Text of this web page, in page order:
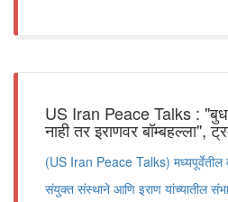
US Iran Peace Talks :
नाही तर इराणवर बॉम्बहल्ला",
(US Iran Peace Talks) मध्यपूर्वेतील
संयुक्त संस्थाने आणि इराण यांच्यातील